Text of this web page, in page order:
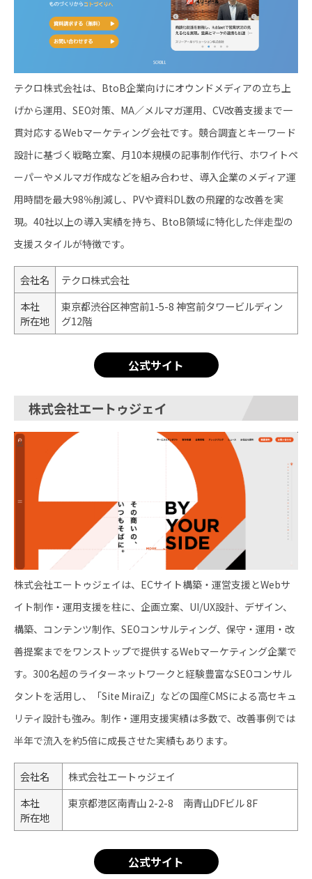
テクロ株式会社は、BtoB企業向けにオウンドメディアの立ち上
げから運用、SEO対策、MA／メルマガ運用、CV改善支援まで一
貫対応するWebマーケティング会社です。競合調査とキーワード
設計に基づく戦略立案、月10本規模の記事制作代行、ホワイトペ
ーパーやメルマガ作成などを組み合わせ、導入企業のメディア運
用時間を最大98％削減し、PVや資料DL数の飛躍的な改善を実
現。40社以上の導入実績を持ち、BtoB領域に特化した伴走型の
支援スタイルが特徴です。
会社名
テクロ株式会社
本社
所在地
東京都渋谷区神宮前1-5-8 神宮前タワービルディン
グ12階
公式サイト
株式会社エートゥジェイ
株式会社エートゥジェイは、ECサイト構築・運営支援とWebサ
イト制作・運用支援を柱に、企画立案、UI/UX設計、デザイン、
構築、コンテンツ制作、SEOコンサルティング、保守・運用・改
善提案までをワンストップで提供するWebマーケティング企業で
す。300名超のライターネットワークと経験豊富なSEOコンサル
タントを活用し、「Site MiraiZ」などの国産CMSによる高セキュ
リティ設計も強み。制作・運用支援実績は多数で、改善事例では
半年で流入を約5倍に成長させた実績もあります。
会社名
株式会社エートゥジェイ
本社
所在地
東京都港区南青山 2-2-8 南青山DFビル 8F
公式サイト